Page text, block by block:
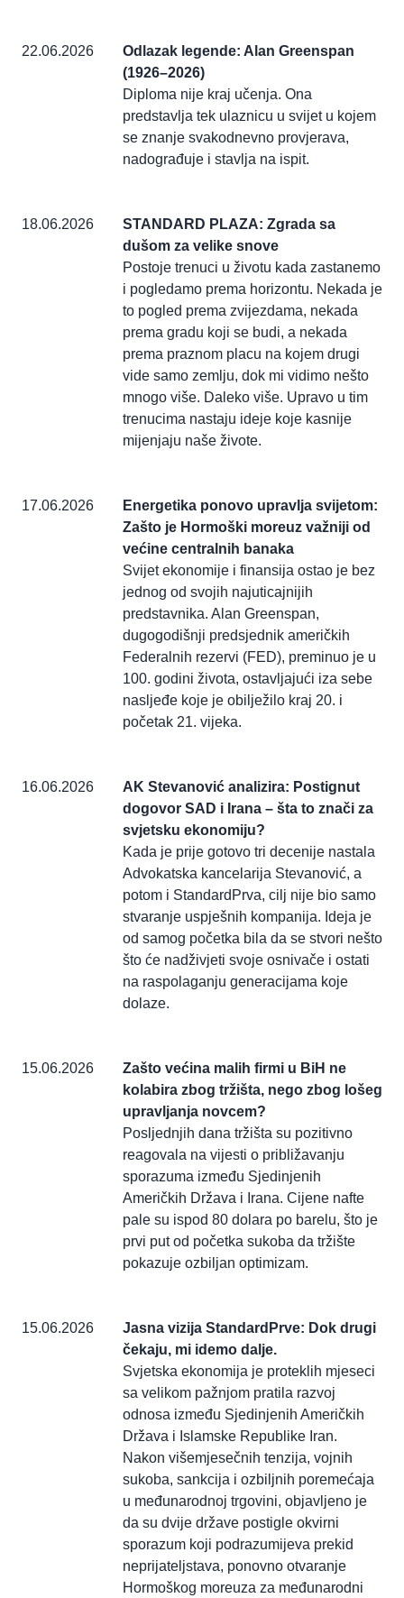
22.06.2026
Odlazak legende: Alan Greenspan
(1926–2026)
Diploma nije kraj učenja. Ona
predstavlja tek ulaznicu u svijet u kojem
se znanje svakodnevno provjerava,
nadograđuje i stavlja na ispit.
18.06.2026
STANDARD PLAZA: Zgrada sa
dušom za velike snove
Postoje trenuci u životu kada zastanemo
i pogledamo prema horizontu. Nekada je
to pogled prema zvijezdama, nekada
prema gradu koji se budi, a nekada
prema praznom placu na kojem drugi
vide samo zemlju, dok mi vidimo nešto
mnogo više. Daleko više. Upravo u tim
trenucima nastaju ideje koje kasnije
mijenjaju naše živote.
17.06.2026
Energetika ponovo upravlja svijetom:
Zašto je Hormoški moreuz važniji od
većine centralnih banaka
Svijet ekonomije i finansija ostao je bez
jednog od svojih najuticajnijih
predstavnika. Alan Greenspan,
dugogodišnji predsjednik američkih
Federalnih rezervi (FED), preminuo je u
100. godini života, ostavljajući iza sebe
nasljeđe koje je obilježilo kraj 20. i
početak 21. vijeka.
16.06.2026
AK Stevanović analizira: Postignut
dogovor SAD i Irana – šta to znači za
svjetsku ekonomiju?
Kada je prije gotovo tri decenije nastala
Advokatska kancelarija Stevanović, a
potom i StandardPrva, cilj nije bio samo
stvaranje uspješnih kompanija. Ideja je
od samog početka bila da se stvori nešto
što će nadživjeti svoje osnivače i ostati
na raspolaganju generacijama koje
dolaze.
15.06.2026
Zašto većina malih firmi u BiH ne
kolabira zbog tržišta, nego zbog lošeg
upravljanja novcem?
Posljednjih dana tržišta su pozitivno
reagovala na vijesti o približavanju
sporazuma između Sjedinjenih
Američkih Država i Irana. Cijene nafte
pale su ispod 80 dolara po barelu, što je
prvi put od početka sukoba da tržište
pokazuje ozbiljan optimizam.
15.06.2026
Jasna vizija StandardPrve: Dok drugi
čekaju, mi idemo dalje.
Svjetska ekonomija je proteklih mjeseci
sa velikom pažnjom pratila razvoj
odnosa između Sjedinjenih Američkih
Država i Islamske Republike Iran.
Nakon višemjesečnih tenzija, vojnih
sukoba, sankcija i ozbiljnih poremećaja
u međunarodnoj trgovini, objavljeno je
da su dvije države postigle okvirni
sporazum koji podrazumijeva prekid
neprijateljstava, ponovno otvaranje
Hormoškog moreuza za međunarodni